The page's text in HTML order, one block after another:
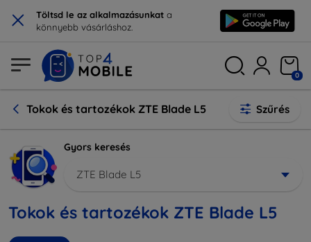
× Töltsd le az alkalmazásunkat a
könnyebb vásárláshoz.
0
Tokok és tartozékok ZTE Blade L5 Szűrés
Gyors keresés
ZTE Blade L5
Tokok és tartozékok ZTE Blade L5